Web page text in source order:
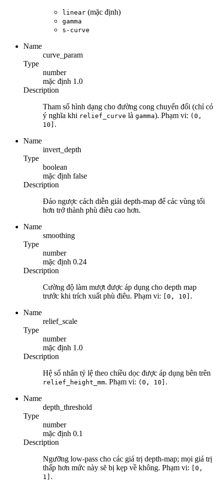
linear (mặc định)
gamma
s-curve
Name
curve_param
Type
number
mặc định 1.0
Description
Tham số hình dạng cho đường cong chuyển đổi (chỉ có
ý nghĩa khi relief_curve là gamma). Phạm vi: (0,
10] .
Name
invert_depth
Type
boolean
mặc định false
Description
Đảo ngược cách diễn giải depth-map để các vùng tối
hơn trở thành phù điêu cao hơn.
Name
smoothing
Type
number
mặc định 0.24
Description
Cường độ làm mượt được áp dụng cho depth map
trước khi trích xuất phù điêu. Phạm vi: [0, 10] .
Name
relief_scale
Type
number
mặc định 1.0
Description
Hệ số nhân tỷ lệ theo chiều dọc được áp dụng bên trên
relief_height_mm. Phạm vi: (0, 10] .
Name
depth_threshold
Type
number
mặc định 0.1
Description
Ngưỡng low-pass cho các giá trị depth-map; mọi giá trị
thấp hơn mức này sẽ bị kẹp về không. Phạm vi: [0,
1] .